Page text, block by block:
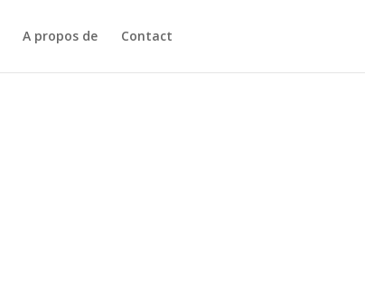
A propos de Contact